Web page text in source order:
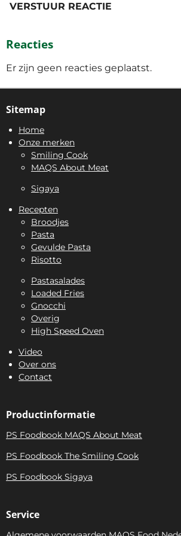
VERSTUUR REACTIE
Reacties
Er zijn geen reacties geplaatst.
Sitemap
Home
Onze merken
Smiling Cook
MAQS About Meat
Sigaya
Recepten
Broodjes
Pasta
Gevulde Pasta
Risotto
Pastasalades
Loaded Fries
Gnocchi
Overig
High Speed Oven
Video
Over ons
Contact
Productinformatie
PS Foodbook MAQS About Meat
PS Foodbook The Smiling Cook
PS Foodbook Sigaya
Service